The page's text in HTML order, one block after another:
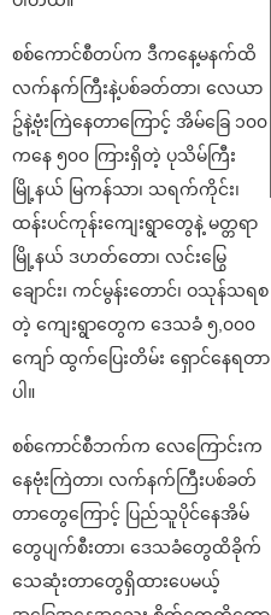
စစ်ကောင်စီတပ်က ဒီကနေ့မနက်ထိ
လက်နက်ကြီးနဲ့ပစ်ခတ်တာ၊ လေယာ
ဥ်နဲ့ဗုံးကြဲနေတာကြောင့် အိမ်​ခြေ ၁၀၀
ကနေ ၅၀၀ ကြားရှိတဲ့ ပုသိမ်ကြီး
မြို့နယ် မြကန်သာ၊ သရက်ကိုင်း၊
ထန်းပင်ကုန်းကျေးရွာတွေနဲ့ မတ္တရာ
မြို့နယ် ဒဟတ်တော၊ လင်းမြွေ
ချောင်း၊ ကင်မွန်းတောင်၊ ဝသုန်သရစ
တဲ့ ကျေးရွာတွေက ဒေသခံ ၅,၀၀၀
ကျော် ထွက်ပြေးတိမ်း ရှောင်နေရတာ
ပါ။
စစ်ကောင်စီဘက်က လေကြောင်းက
နေဗုံးကြဲတာ၊ လက်နက်ကြီးပစ်ခတ်
တာတွေကြောင့် ပြည်သူပိုင်နေအိမ်
တွေပျက်စီးတာ၊ ဒေသခံတွေထိခိုက်
သေဆုံးတာတွေရှိထားပေမယ့်